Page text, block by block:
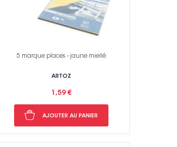
5 marque places - jaune miellé
ARTOZ
1,59 €
AJOUTER AU PANIER